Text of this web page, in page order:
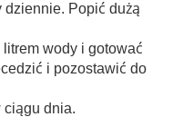
dziennie. Popić dużą
wody i gotować
i pozostawić do
ciągu dnia.